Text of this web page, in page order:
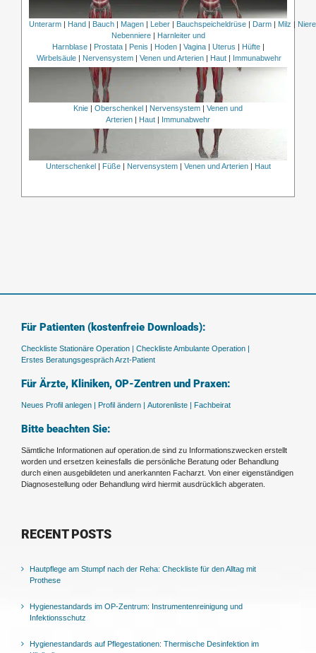
Unterarm| Hand| Bauch| Magen| Leber| Bauchspeicheldrüse| Darm| Milz |
Nebenniere| Harnleiter und
Harnblase| Prostata| Penis | Hoden| Vagina| Uterus | Hüfte|
Wirbelsäule | Nervensystem | Venen und Arterien | Haut | Immunabwehr
Knie Oberschenkel Nervensystem
Venen und
Arterien
Haut Immunabwehr
Unterschenkel Füße| Nervensystem| Venen und Arterien| Haut
Für Patienten (kostenfreie Downloads):
Checkliste Stationäre Operation | Checkliste Ambulante Operation |
Erstes Beratungsgespräch Arzt-Patient
Für Ärzte, Kliniken, OP-Zentren und Praxen:
Neues Profil anlegen | Profil ändern | Autorenliste | Fachbeirat
Bitte beachten Sie:
Sämtliche Informationen auf operation.de sind zu Informationszwecken erstellt
worden und ersetzen keinesfalls die persönliche Beratung oder Behandlung
durch einen ausgebildeten und anerkannten Facharzt. Von einer eigenständigen
Diagnosestellung oder Behandlung wird hiermit ausdrücklich abgeraten.
RECENT POSTS
Hautpflege am Stumpf nach der Reha: Checkliste für den Alltag mit
Prothese
Hygienestandards im OP-Zentrum: Instrumentenreinigung und
Infektionsschutz
Hygienestandards auf Pflegestationen: Thermische Desinfektion im